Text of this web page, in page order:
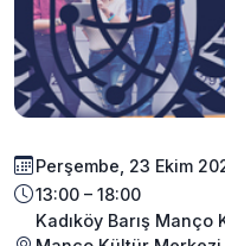
Perşembe, 23 Ekim
13:00 – 18:00
Kadıköy Barış Manço